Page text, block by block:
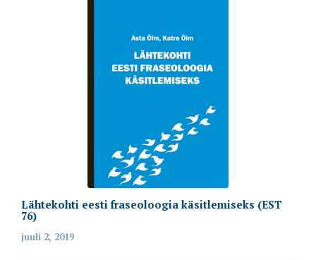
Lähtekohti eesti fraseoloogia käsitlemiseks (EST
76)
juuli 2, 2019